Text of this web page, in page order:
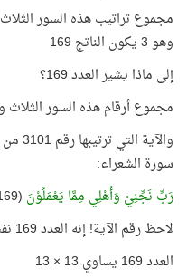
وهو 3 يكون الناتج 169
إلى ماذا يشير العدد 169؟
مجموع أرقام هذه السور الثلاث
سورة الشعراء:
رَبِّ نَجِّنِيْ وَأَهْلِي مِمَّا يَعْمَلُوْنَ (169) الشعراء
لاحظ رقم الآية! إنه العدد 169 نفسه!
العدد 169 يساوي 13 × 13